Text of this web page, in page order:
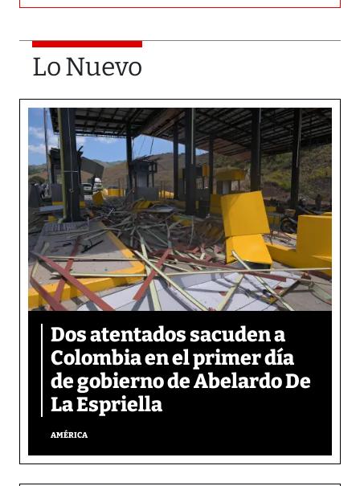
Lo Nuevo
Dos atentados sacuden a
Colombia en el primer día
de gobierno de Abelardo De
La Espriella
AMÉRICA